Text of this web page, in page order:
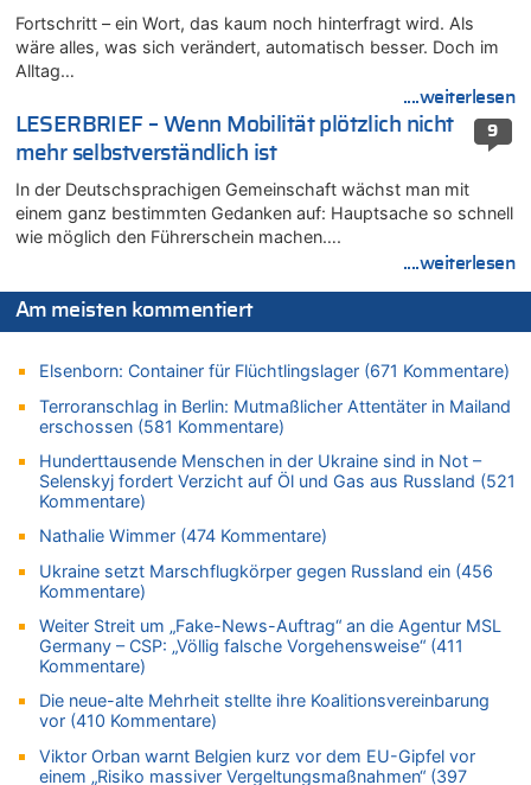
06.08.2026 - 23:25 von WK zu
FIFA-Spitze demonstriert Einigkeit trotz Kritik und neuer
Vorwürfe gegen Präsident Gianni Infantino
FIFA-Spitze demonstriert Einigkeit trotz Kritik und neuer
Vorwürfe gegen Präsident Gianni Infantino
06.08.2026 - 22:07 von DR ALBERN zu
FIFA-Spitze demonstriert Einigkeit trotz Kritik und neuer
Vorwürfe gegen Präsident Gianni Infantino
06.08.2026 - 21:19 von Ach zu
06.08.2026 - 21:16 von michlaustderaffe zu
Zweite Hitzewelle in diesem Sommer ist jetzt amtlich
06.08.2026 - 21:14 von Ach zu
Aachen ab 11. August wieder Mekka des Pferdesports –
Belgien setzt bei Reit-WM auf starke Springreiter
06.08.2026 - 20:43 von 5/11 zu
Wasserstand des Rheins in NRW so niedrig wie noch nie
06.08.2026 - 20:35 von Wolfgang2 zu
Zurück an den Rhein: Hendrich wechselt zum 1. FC Köln
06.08.2026 - 20:16 von Panda46 zu
AS Eupen: „Keiner weiß, wohin die Reise geht…“
06.08.2026 - 19:17 von Guido Scholzen zu
Zweite Hitzewelle in diesem Sommer ist jetzt amtlich
06.08.2026 - 19:14 von JoKrings zu
Zweite Hitzewelle in diesem Sommer ist jetzt amtlich
Fortschritt – ein Wort, das kaum noch hinterfragt wird. Als
wäre alles, was sich verändert, automatisch besser. Doch im
Alltag…
....weiterlesen
9
LESERBRIEF – Wenn Mobilität plötzlich nicht
mehr selbstverständlich ist
In der Deutschsprachigen Gemeinschaft wächst man mit
einem ganz bestimmten Gedanken auf: Hauptsache so schnell
wie möglich den Führerschein machen….
....weiterlesen
Am meisten kommentiert
Elsenborn: Container für Flüchtlingslager (671 Kommentare)
Terroranschlag in Berlin: Mutmaßlicher Attentäter in Mailand
erschossen (581 Kommentare)
Hunderttausende Menschen in der Ukraine sind in Not –
Selenskyj fordert Verzicht auf Öl und Gas aus Russland (521
Kommentare)
Nathalie Wimmer (474 Kommentare)
Ukraine setzt Marschflugkörper gegen Russland ein (456
Kommentare)
Weiter Streit um „Fake-News-Auftrag“ an die Agentur MSL
Germany – CSP: „Völlig falsche Vorgehensweise“ (411
Kommentare)
Die neue-alte Mehrheit stellte ihre Koalitionsvereinbarung
vor (410 Kommentare)
Viktor Orban warnt Belgien kurz vor dem EU-Gipfel vor
einem „Risiko massiver Vergeltungsmaßnahmen“ (397